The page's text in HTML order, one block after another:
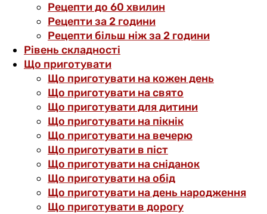
Рецепти до 60 хвилин
Рецепти за 2 години
Рецепти більш ніж за 2 години
Рівень складності
Що приготувати
Що приготувати на кожен день
Що приготувати на свято
Що приготувати для дитини
Що приготувати на пікнік
Що приготувати на вечерю
Що приготувати в піст
Що приготувати на сніданок
Що приготувати на обід
Що приготувати на день народження
Що приготувати в дорогу